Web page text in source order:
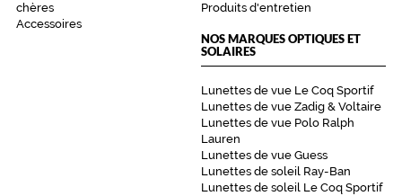
chères
Accessoires
Produits d'entretien
NOS MARQUES OPTIQUES ET
SOLAIRES
Lunettes de vue Le Coq Sportif
Lunettes de vue Zadig & Voltaire
Lunettes de vue Polo Ralph
Lauren
Lunettes de vue Guess
Lunettes de soleil Ray-Ban
Lunettes de soleil Le Coq Sportif